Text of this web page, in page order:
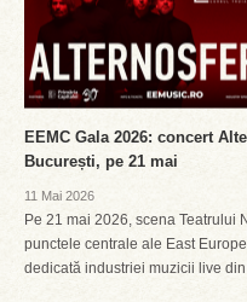
EEMC Gala 2026: concert
București, pe 21 mai
11 Mai 2026
Pe 21 mai 2026, scena Teatrului
punctele centrale ale East
dedicată industriei muzicii live